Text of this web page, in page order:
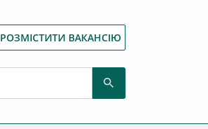
РОЗМІСТИТИ ВАКАНСІЮ